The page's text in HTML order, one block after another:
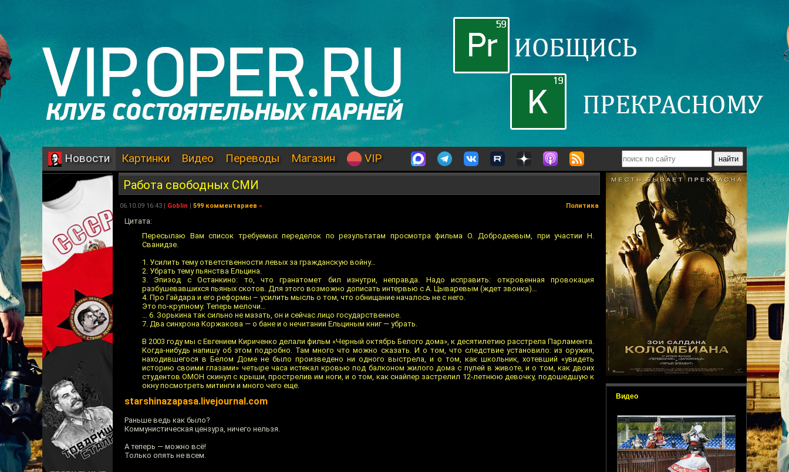
Новости Картинки Видео Переводы Магазин VIP
Видео
Работа свободных СМИ
06.10.09 16:43 | Goblin | 599 комментариев » Политика
Цитата:
Пересылаю Вам список требуемых переделок по результатам просмотра фильма О. Добродеевым, при участии Н.
Сванидзе.
1. Усилить тему ответственности левых за гражданскую войну…
2. Убрать тему пьянства Ельцина.
3. Эпизод с Останкино: то, что гранатомет бил изнутри, неправда. Надо исправить: откровенная провокация
разбушевавшихся пьяных скотов. Для этого возможно дописать интервью с А. Цываревым (ждет звонка)…
4. Про Гайдара и его реформы – усилить мысль о том, что обнищание началось не с него.
Это по-крупному. Теперь мелочи…
… 6. Зорькина так сильно не мазать, он и сейчас лицо государственное.
7. Два синхрона Коржакова — о бане и о нечитании Ельциным книг — убрать.
В 2003 году мы с Евгением Кириченко делали фильм «Черный октябрь Белого дома», к десятилетию расстрела Парламента.
Когда-нибудь напишу об этом подробно. Там много что можно сказать. И о том, что следствие установило: из оружия,
находившегося в Белом Доме не было произведено ни одного выстрела, и о том, как школьник, хотевший «увидеть
историю своими глазами» четыре часа истекал кровью под балконом жилого дома с пулей в животе, и о том, как двоих
студентов ОМОН скинул с крыши, прострелив им ноги, и о том, как снайпер застрелил 12-летнюю девочку, подошедшую к
окну посмотреть митинги и много чего еще.
starshinazapasa.livejournal.com
Раньше ведь как было?
Коммунистическая цензура, ничего нельзя.
А теперь — можно всё!
Только опять не всем.